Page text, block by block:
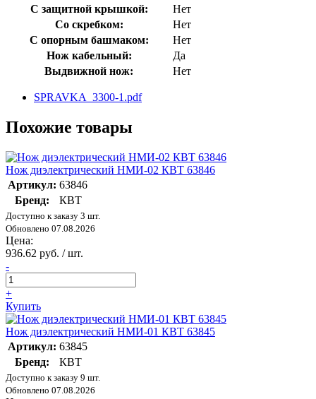
С защитной крышкой:
Нет
Со скребком:
Нет
С опорным башмаком:
Нет
Нож кабельный:
Да
Выдвижной нож:
Нет
SPRAVKA_3300-1.pdf
Похожие товары
Нож диэлектрический НМИ-02 КВТ 63846
Артикул: 63846
Бренд:
КВТ
Доступно к заказу 3 шт.
Обновлено 07.08.2026
Цена:
936.62 руб. / шт.
-
+
Купить
Нож диэлектрический НМИ-01 КВТ 63845
Артикул: 63845
Бренд:
КВТ
Доступно к заказу 9 шт.
Обновлено 07.08.2026